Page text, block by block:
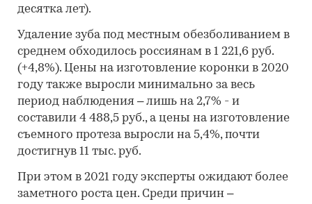
десятка лет).
Удаление зуба под местным обезболиванием в
среднем обходилось россиянам в 1 221,6 руб.
(+4,8%). Цены на изготовление коронки в 2020
году также выросли минимально за весь
период наблюдения – лишь на 2,7% - и
составили 4 488,5 руб., а цены на изготовление
съемного протеза выросли на 5,4%, почти
достигнув 11 тыс. руб.
При этом в 2021 году эксперты ожидают более
заметного роста цен. Среди причин –